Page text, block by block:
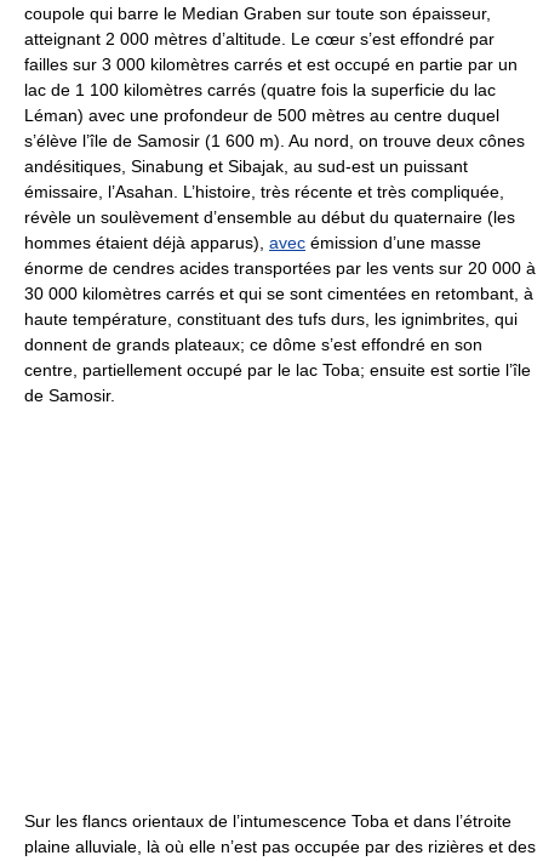
coupole qui barre le Median Graben sur toute son épaisseur,
atteignant 2 000 mètres d’altitude. Le cœur s’est effondré par
failles sur 3 000 kilomètres carrés et est occupé en partie par un
lac de 1 100 kilomètres carrés (quatre fois la superficie du lac
Léman) avec une profondeur de 500 mètres au centre duquel
s’élève l’île de Samosir (1 600 m). Au nord, on trouve deux cônes
andésitiques, Sinabung et Sibajak, au sud-est un puissant
émissaire, l’Asahan. L’histoire, très récente et très compliquée,
révèle un soulèvement d’ensemble au début du quaternaire (les
hommes étaient déjà apparus), avec émission d’une masse
énorme de cendres acides transportées par les vents sur 20 000 à
30 000 kilomètres carrés et qui se sont cimentées en retombant, à
haute température, constituant des tufs durs, les ignimbrites, qui
donnent de grands plateaux; ce dôme s’est effondré en son
centre, partiellement occupé par le lac Toba; ensuite est sortie l’île
de Samosir.
Sur les flancs orientaux de l’intumescence Toba et dans l’étroite
plaine alluviale, là où elle n’est pas occupée par des rizières et des